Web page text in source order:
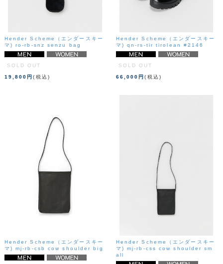
Hender Scheme（エンダースキー
マ) ro-rb-snz senzu bag
SOLD OUT
19,800円(税込)
Hender Scheme（エンダースキー
マ) qn-rs-tir tirolean #2146
SOLD OUT
66,000円(税込)
Hender Scheme（エンダースキー
マ) mj-rb-csb cow shoulder big
Hender Scheme（エンダースキー
マ) mj-rb-css cow shoulder sm
all